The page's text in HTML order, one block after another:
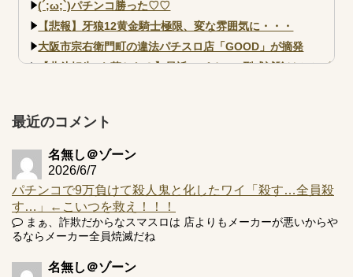
(´;ω;`)パチンコ勝った♡♡
【悲報】牙狼12黄金騎士極限、変な雰囲気に・・・
大阪市宗右衛門町の違法パチスロ店「GOOD」が摘発
【北斗転生2も落ちた？】最近のパチスロ型式試験はミミズ
プ報告あり！弱予告...
井の軽い絆？
Powered by livedoor 相互RSS
最近のコメント
名無し＠ゾーン
2026/6/7
パチンコで9万負けて殺人鬼と化したワイ「殺す…全員殺
す…」←こいつを救え！！！
まぁ、詐欺だからなスマスロは 店よりもメーカーが悪いからや
るならメーカー全員焼滅だね
名無し＠ゾーン